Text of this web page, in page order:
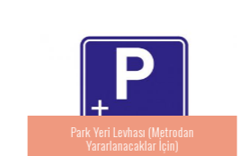
Park Yeri Levhası (Metrodan
Yararlanacaklar İçin)